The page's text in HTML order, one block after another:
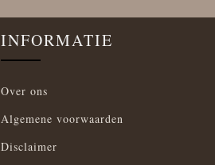
INFORMATIE
Over ons
Algemene voorwaarden
Disclaimer